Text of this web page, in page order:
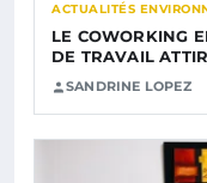
ACTUALITÉS
LE COWORKING
DE TRAVAIL
SANDRINE LOPEZ